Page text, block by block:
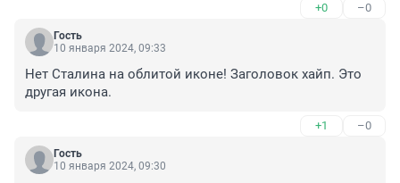
икона с изображением Сталина значит это в Грузии
так решили . вот и решайте в России сами проблему с
перезахоронением Ленина из мавзолея . ведь был
перезахоронение до 100 лет со смерти Ленина и вот
время подошло . ну и как решать будут? Новое
грузинам прицепились .
+0 –0
Гость
10 января 2024, 09:33
Нет Сталина на облитой иконе! Заголовок хайп. Это
другая икона.
+1 –0
Гость
10 января 2024, 09:30